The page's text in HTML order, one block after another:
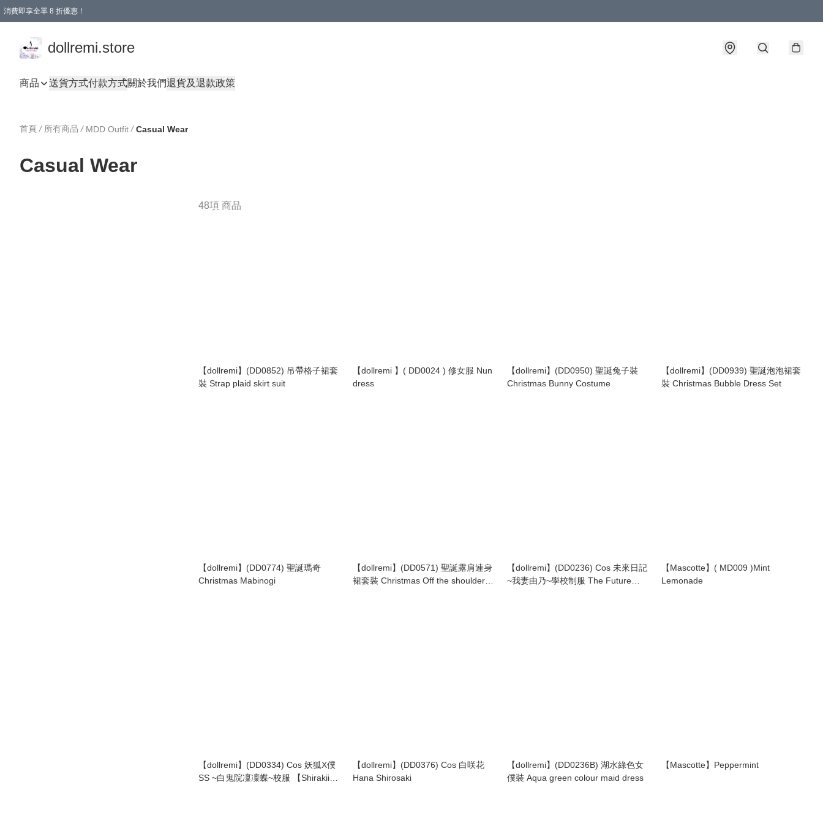
消費即享全單 8 折優惠！
dollremi.store
商品 送貨方式付款方式關於我們退貨及退款政策
首頁 / 所有商品 / MDD Outfit / Casual Wear
Casual Wear
48項 商品
【dollremi】(DD0852) 吊帶格子裙套
裝 Strap plaid skirt suit
【dollremi 】( DD0024 ) 修女服 Nun
dress
【dollremi】(DD0950) 聖誕兔子裝
Christmas Bunny Costume
【dollremi】(DD0939) 聖誕泡泡裙套
裝 Christmas Bubble Dress Set
【dollremi】(DD0774) 聖誕瑪奇
Christmas Mabinogi
【dollremi】(DD0571) 聖誕露肩連身
裙套裝 Christmas Off the shoulder
【dollremi】(DD0236) Cos 未來日記
~我妻由乃~學校制服 The Future
【Mascotte】( MD009 )Mint
Lemonade
【dollremi】(DD0334) Cos 妖狐X僕
SS ~白鬼院凜凜蝶~校服 【Shirakiin
【dollremi】(DD0376) Cos 白咲花
Hana Shirosaki
【dollremi】(DD0236B) 湖水綠色女
僕裝 Aqua green colour maid dress
【Mascotte】Peppermint